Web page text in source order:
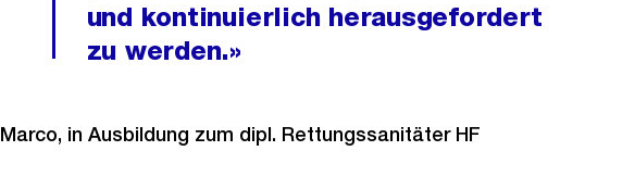
und kontinuierlich herausgefordert
zu werden.»
Marco, in Ausbildung zum dipl. Rettungssanitäter HF